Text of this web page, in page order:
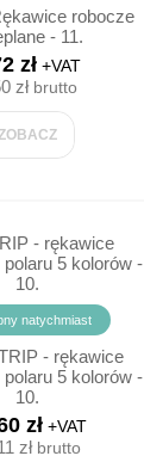
zł +VAT
złbrutto
- rękawice
5 kolorów -
10.
natychmiast
zł +VAT
złbrutto